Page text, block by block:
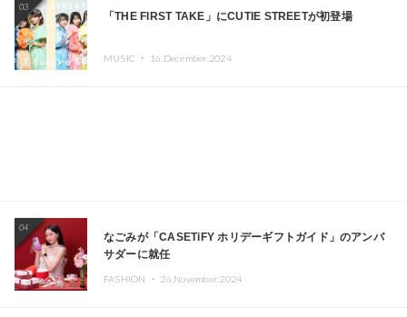
03
「THE FIRST TAKE」にCUTIE STREETが初登場
MUSIC ・ 16.December.2024
04
なごみが「CASETiFY ホリデーギフトガイド」のアンバ
サダーに就任
FASHION ・ 26.November.2024